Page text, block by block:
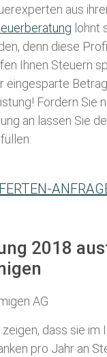
aus
lohnt
denn diese
Ihnen Steuern
eingesparte
Fordern Sie
an lassen Sie
2018
dass sie im
pro Jahr an